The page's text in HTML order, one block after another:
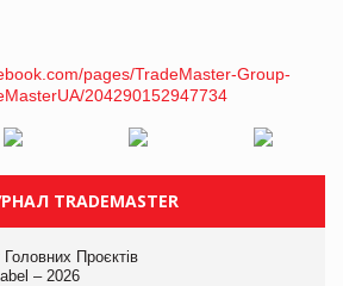
TRADEMASTER
Головних Проєктів
– 2026